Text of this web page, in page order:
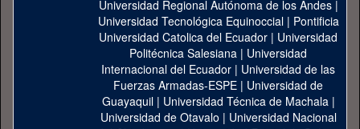
Universidad Regional Autónoma de los Andes|
Universidad Tecnológica Equinoccial| Pontificia
Universidad Catolica del Ecuador | Universidad
Politécnica Salesiana | Universidad
Internacional del Ecuador | Universidad de las
Fuerzas Armadas-ESPE | Universidad de
Guayaquil| Universidad Técnica de Machala|
Universidad de Otavalo | Universidad Nacional